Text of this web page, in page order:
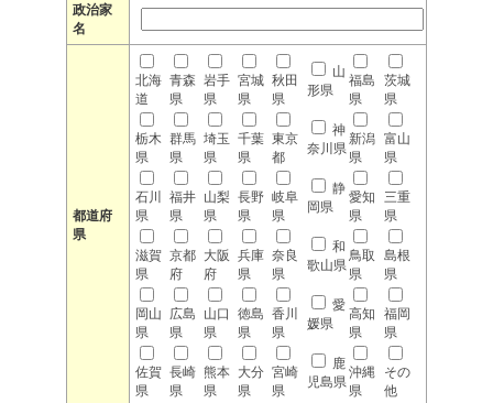
政治家
名
都道府
県
北海
道
青森
県
岩手
県
宮城
県
秋田
県
山
形県
福島
県
茨城
県
栃木
県
群馬
県
埼玉
県
千葉
県
東京
都
神
奈川県
新潟
県
富山
県
石川
県
福井
県
山梨
県
長野
県
岐阜
県
静
岡県
愛知
県
三重
県
滋賀
県
京都
府
大阪
府
兵庫
県
奈良
県
和
歌山県
鳥取
県
島根
県
岡山
県
広島
県
山口
県
徳島
県
香川
県
愛
媛県
高知
県
福岡
県
佐賀
県
長崎
県
熊本
県
大分
県
宮崎
県
鹿
児島県
沖縄
県
その
他